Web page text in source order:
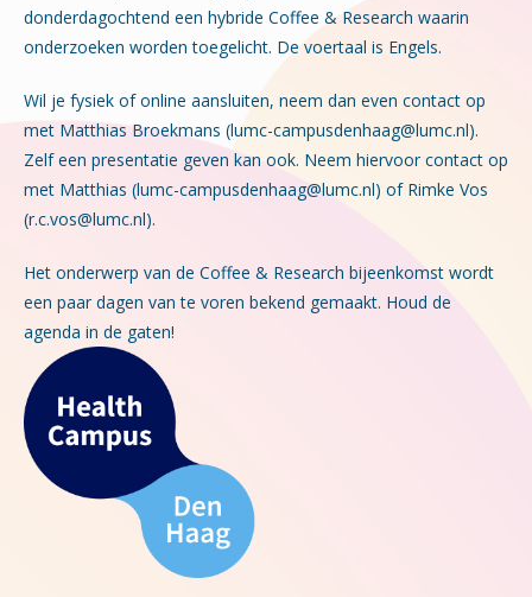
donderdagochtend een hybride Coffee & Research waarin
onderzoeken worden toegelicht. De voertaal is Engels.
Wil je fysiek of online aansluiten, neem dan even contact op
met Matthias Broekmans (lumc-campusdenhaag@lumc.nl).
Zelf een presentatie geven kan ook. Neem hiervoor contact op
met Matthias (lumc-campusdenhaag@lumc.nl) of Rimke Vos
(r.c.vos@lumc.nl).
Het onderwerp van de Coffee & Research bijeenkomst wordt
een paar dagen van te voren bekend gemaakt. Houd de
agenda in de gaten!